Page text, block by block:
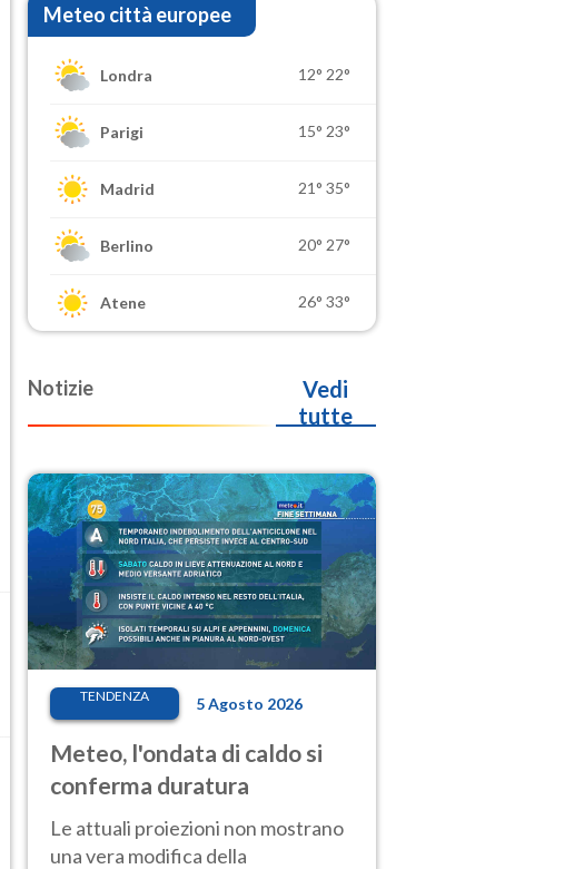
Meteo città europee
Londra 12° 22°
Parigi 15° 23°
Madrid 21° 35°
Berlino 20° 27°
Atene 26° 33°
Notizie
Vedi
tutte
TENDENZA 5 Agosto 2026
Meteo, l'ondata di caldo si
conferma duratura
Le attuali proiezioni non mostrano
una vera modifica della